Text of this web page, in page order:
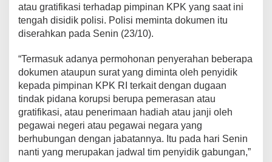
atau gratifikasi terhadap pimpinan KPK yang saat ini
tengah disidik polisi. Polisi meminta dokumen itu
diserahkan pada Senin (23/10).
“Termasuk adanya permohonan penyerahan beberapa
dokumen ataupun surat yang diminta oleh penyidik
kepada pimpinan KPK RI terkait dengan dugaan
tindak pidana korupsi berupa pemerasan atau
gratifikasi, atau penerimaan hadiah atau janji oleh
pegawai negeri atau pegawai negara yang
berhubungan dengan jabatannya. Itu pada hari Senin
nanti yang merupakan jadwal tim penyidik gabungan,”